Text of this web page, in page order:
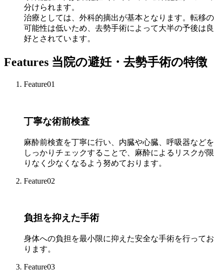
分けられます。
治療としては、外科的摘出が基本となります。転移の
可能性は低いため、去勢手術によって大半の予後は良
好とされています。
Features 当院の避妊・去勢手術の特徴
Feature01
丁寧な術前検査
麻酔前検査を丁寧に行い、内臓や心臓、呼吸器などを
しっかりチェックすることで、麻酔によるリスクが限
りなく少なくなるよう努めております。
Feature02
負担を抑えた手術
身体への負担を最小限に抑えた安全な手術を行ってお
ります。
Feature03